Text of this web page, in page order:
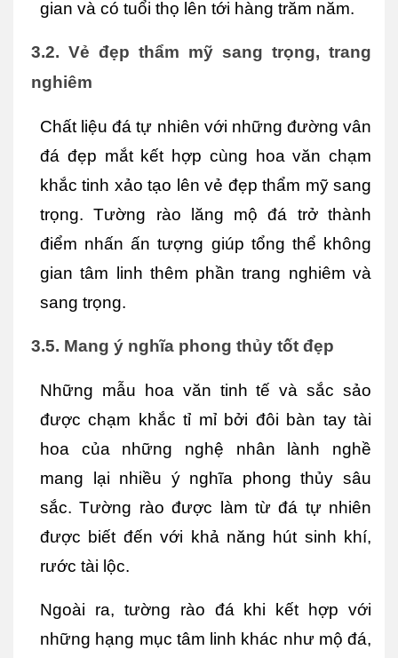
gian và có tuổi thọ lên tới hàng trăm năm.
3.2. Vẻ đẹp thẩm mỹ sang trọng, trang
nghiêm
Chất liệu đá tự nhiên với những đường vân
đá đẹp mắt kết hợp cùng hoa văn chạm
khắc tinh xảo tạo lên vẻ đẹp thẩm mỹ sang
trọng. Tường rào lăng mộ đá trở thành
điểm nhấn ấn tượng giúp tổng thể không
gian tâm linh thêm phần trang nghiêm và
sang trọng.
3.5. Mang ý nghĩa phong thủy tốt đẹp
Những mẫu hoa văn tinh tế và sắc sảo
được chạm khắc tỉ mỉ bởi đôi bàn tay tài
hoa của những nghệ nhân lành nghề
mang lại nhiều ý nghĩa phong thủy sâu
sắc. Tường rào được làm từ đá tự nhiên
được biết đến với khả năng hút sinh khí,
rước tài lộc.
Ngoài ra, tường rào đá khi kết hợp với
những hạng mục tâm linh khác như mộ đá,